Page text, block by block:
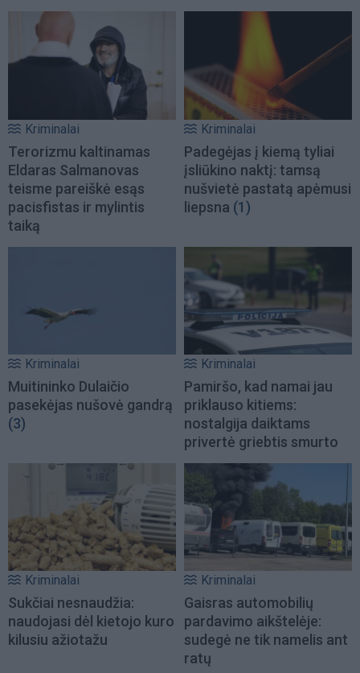
Kriminalai
Terorizmu kaltinamas
Eldaras Salmanovas
teisme pareiškė esąs
pacisfistas ir mylintis
taiką
Kriminalai
Padegėjas į kiemą tyliai
įsliūkino naktį: tamsą
nušvietė pastatą apėmusi
liepsna (1)
Kriminalai
Muitininko Dulaičio
pasekėjas nušovė gandrą
(3)
Kriminalai
Pamiršo, kad namai jau
priklauso kitiems:
nostalgija daiktams
privertė griebtis smurto
Kriminalai
Sukčiai nesnaudžia:
naudojasi dėl kietojo kuro
kilusiu ažiotažu
Kriminalai
Gaisras automobilių
pardavimo aikštelėje:
sudegė ne tik namelis ant
ratų